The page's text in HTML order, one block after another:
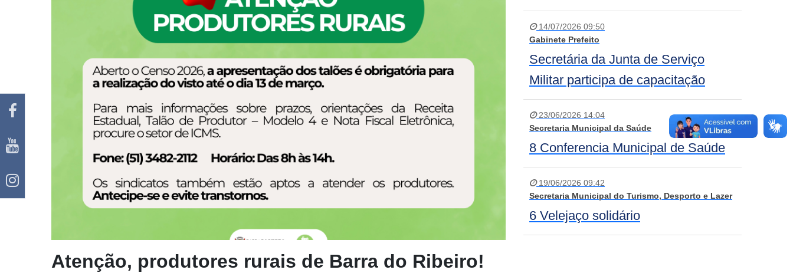
Atenção, produtores rurais de Barra do Ribeiro!
14/07/2026 09:50
Gabinete Prefeito
Secretária da Junta de Serviço
Militar participa de capacitação
23/06/2026 14:04
Secretaria Municipal da Saúde
8 Conferencia Municipal de Saúde
19/06/2026 09:42
Secretaria Municipal do Turismo, Desporto e Lazer
6 Velejaço solidário